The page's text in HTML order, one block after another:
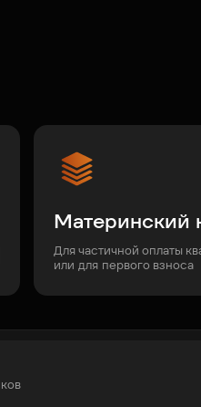
Материнский
Для частичной оплаты
или для первого взноса